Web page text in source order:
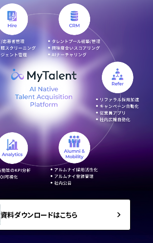
資料ダウンロードはこちら